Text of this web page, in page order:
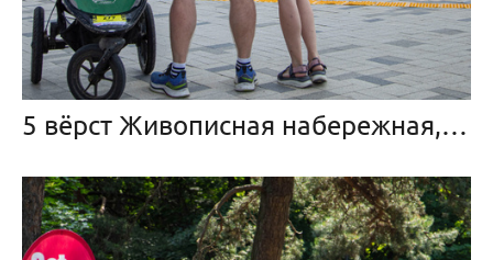
5 вёрст Живописная набережная, 1 июля 2023 г.